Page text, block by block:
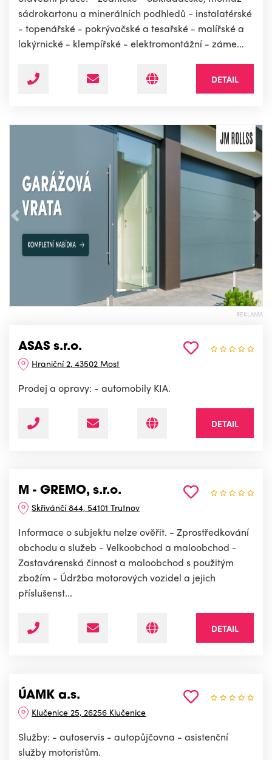
sádrokartonu a minerálních podhledů - instalatérské
- topenářské - pokrývačské a tesařské - malířské a
lakýrnické - klempířské - elektromontážní - záme...
DETAIL
Předchozí
REKLAMA
ASAS s.r.o.
Hraniční 2, 43502 Most
Prodej a opravy: - automobily KIA.
DETAIL
M - GREMO, s.r.o.
Skřivánčí 844, 54101 Trutnov
Informace o subjektu nelze ověřit. - Zprostředkování
obchodu a služeb - Velkoobchod a maloobchod -
Zastavárenská činnost a maloobchod s použitým
zbožím - Údržba motorových vozidel a jejich
příslušenst...
DETAIL
ÚAMK a.s.
Klučenice 25, 26256 Klučenice
Služby: - autoservis - autopůjčovna - asistenční
služby motoristům.